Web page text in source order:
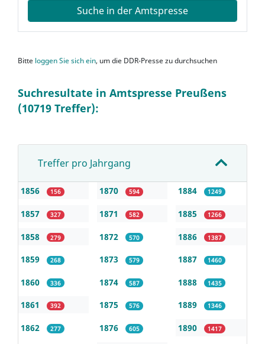
Suche in der Amtspresse
Bitte loggen Sie sich ein, um die DDR-Presse zu durchsuchen
Suchresultate in Amtspresse Preußens
(10719 Treffer):
Treffer pro Jahrgang
1856 156
1857 327
1858 279
1859 268
1860 336
1861 392
1862 277
1870 594
1871 582
1872 570
1873 579
1874 587
1875 576
1876 605
1884 1249
1885 1266
1886 1387
1887 1460
1888 1435
1889 1346
1890 1417